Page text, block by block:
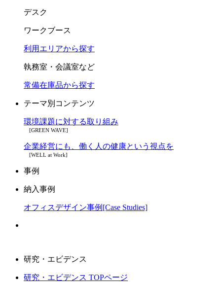
デスク
ワークブース
利用エリアから探す
執務室・会議室など
常備在庫品から探す
テーマ別コンテンツ
環境課題に対する取り組み
[GREEN WAVE]
企業経営にも、働く人の健康という視点を
[WELL at Work]
事例
納入事例
オフィスデザイン事例[Case Studies]
研究・エビデンス
研究・エビデンス TOPページ